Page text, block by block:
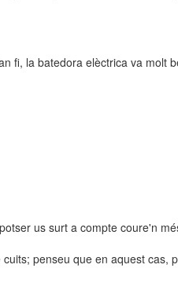
fi, la batedora elèctrica va molt
us surt a compte coure'n
penseu que en aquest cas,